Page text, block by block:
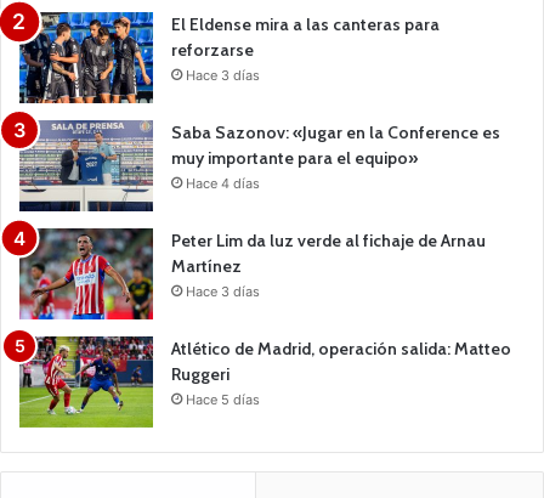
El Eldense mira a las canteras para
reforzarse
Hace 3 días
Saba Sazonov: «Jugar en la Conference es
muy importante para el equipo»
Hace 4 días
Peter Lim da luz verde al fichaje de Arnau
Martínez
Hace 3 días
Atlético de Madrid, operación salida: Matteo
Ruggeri
Hace 5 días